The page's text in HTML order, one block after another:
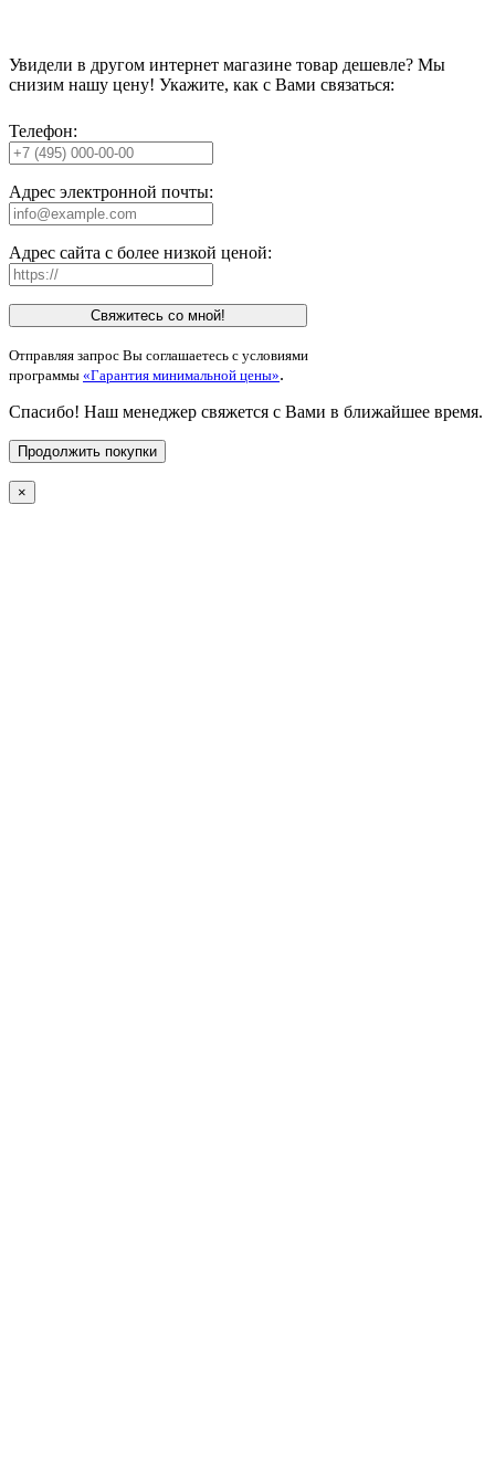
Увидели в другом интернет магазине товар дешевле? Мы
снизим нашу цену! Укажите, как с Вами связаться:
Телефон:
Адрес электронной почты:
Адрес сайта с более низкой ценой:
Свяжитесь со мной!
Отправляя запрос Вы соглашаетесь с условиями
программы «Гарантия минимальной цены».
Спасибо! Наш менеджер свяжется с Вами в ближайшее время.
Продолжить покупки
×